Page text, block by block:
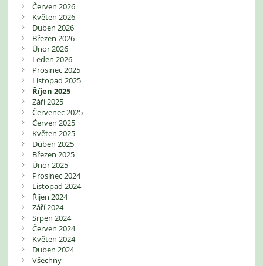
Červen 2026
Květen 2026
Duben 2026
Březen 2026
Únor 2026
Leden 2026
Prosinec 2025
Listopad 2025
Říjen 2025
Září 2025
Červenec 2025
Červen 2025
Květen 2025
Duben 2025
Březen 2025
Únor 2025
Prosinec 2024
Listopad 2024
Říjen 2024
Září 2024
Srpen 2024
Červen 2024
Květen 2024
Duben 2024
Všechny